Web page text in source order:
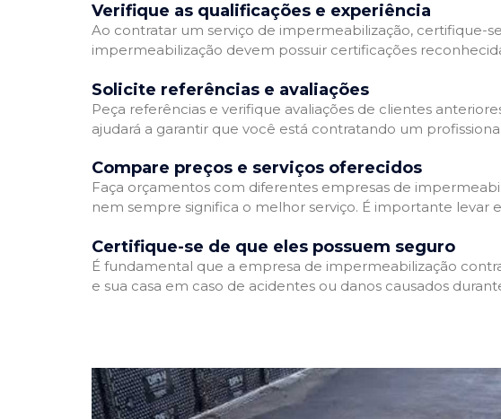
Verifique as qualificações e experiência
Ao contratar um serviço de impermeabilização, certifique-
impermeabilização devem possuir certificações
Solicite referências e avaliações
Peça referências e verifique avaliações de clientes
ajudará a garantir que você está contratando um
Compare preços e serviços oferecidos
Faça orçamentos com diferentes empresas de
nem sempre significa o melhor serviço. É importante levar
Certifique-se de que eles possuem seguro
É fundamental que a empresa de impermeabilização
e sua casa em caso de acidentes ou danos causados